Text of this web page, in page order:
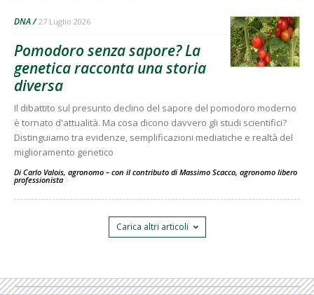
DNA 27 Luglio 2026
Pomodoro senza sapore? La
genetica racconta una storia
diversa
Il dibattito sul presunto declino del sapore del pomodoro moderno
è tornato d'attualità. Ma cosa dicono davvero gli studi scientifici?
Distinguiamo tra evidenze, semplificazioni mediatiche e realtà del
miglioramento genetico
Di Carlo Valois, agronomo – con il contributo di Massimo Scacco, agronomo libero
professionista -
Carica altri articoli